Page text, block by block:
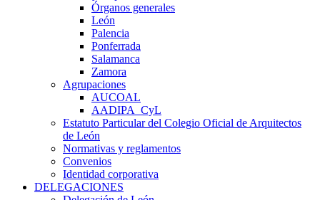
Órganos generales
León
Palencia
Ponferrada
Salamanca
Zamora
Agrupaciones
AUCOAL
AADIPA_CyL
Estatuto Particular del Colegio Oficial de Arquitectos
de León
Normativas y reglamentos
Convenios
Identidad corporativa
DELEGACIONES